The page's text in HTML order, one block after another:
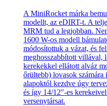
A MiniRocket márka
modellt, az eDIRT-t. A
MRM tud a legjobban.
1600 W-os modell
módosítottuk a vázat, és
meghosszabbított villával,
kerekekkel ellátott alváz
őrültebb) lovasok
alapoktól kezdve úgy
és így 14/12″-es
versenytársat.